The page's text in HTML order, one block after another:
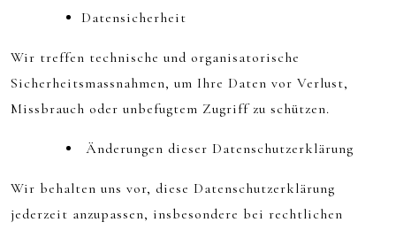
Datensicherheit
Wir treffen technische und organisatorische
Sicherheitsmassnahmen, um Ihre Daten vor Verlust,
Missbrauch oder unbefugtem Zugriff zu schützen.
Änderungen dieser Datenschutzerklärung
Wir behalten uns vor, diese Datenschutzerklärung
jederzeit anzupassen, insbesondere bei rechtlichen